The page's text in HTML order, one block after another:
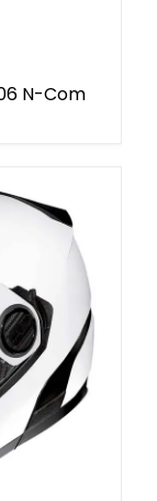
N-Com